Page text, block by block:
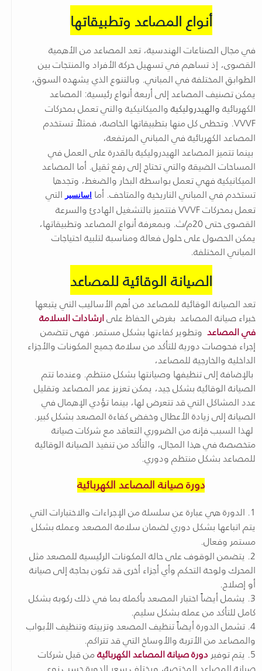
أنواع المصاعد وتطبيقاتها
في مجال الصناعات الهندسية، تعد المصاعد من الأهمية
القصوى، إذ تساهم في تسهيل حركة الأفراد والمنتجات بين
الطوابق المختلفة في المباني. وبالتنوع الذي يشهده السوق،
يمكن تصنيف المصاعد إلى أربعة أنواع رئيسية: المصاعد
الكهربائيةوالهيدروليكيةوالميكانيكية والتي تعمل بمحركات
VVVF. وتحظى كل منها بتطبيقاتها الخاصة، فمثلاً تستخدم
المصاعد الكهربائية في المباني المرتفعة،
بينما تتميز المصاعد الهيدروليكية بالقدرة على العمل في
المساحات الضيقة والتي تحتاج إلى رفع ثقيل. أما المصاعد
الميكانيكية فهي تعمل بواسطة البخار والضغط، وتجدها
تستخدم في المباني التاريخية والمتاحف. أما اسانسير التي
تعمل بمحركات VVVF فتتميز بالتشغيل الهادئ والسرعة
القصوى حتى 20م/ث. وبمعرفة أنواع المصاعد وتطبيقاتها،
يمكن الحصول على حلول فعالة ومناسبة لتلبية احتياجات
المباني المختلفة.
الصيانة الوقائية للمصاعد
تعد الصيانة الوقائية للمصاعد من أهم الأساليب التي يتبعها
خبراء صيانة المصاعد بغرض الحفاظ علىارشادات السلامة
في المصاعد وتطوير كفاءتها بشكل مستمر. فهى تتضمن
إجراء فحوصات دورية للتأكد من سلامة جميع المكونات والأجزاء
الداخلية والخارجية للمصاعد،
بالإضافة إلى تنظيفها وصيانتها بشكل منتظم. وعندما تتم
الصيانة الوقائية بشكل جيد، يمكن تعزيز عمر المصاعد وتقليل
عدد المشاكل التي قد تتعرض لها، بينما تؤدي الإهمال في
الصيانة إلى زيادة الأعطال وخفض كفاءة المصعد بشكل كبير.
لهذا السبب فإنه من الضروري التعاقد مع شركات صيانة
متخصصة في هذا المجال، والتأكد من تنفيذ الصيانة الوقائية
للمصاعد بشكل منتظم ودوري.
دورة صيانة المصاعد الكهربائية
1. الدورة هي عبارة عن سلسلة من الإجراءات والاختبارات التي
يتم اتباعها بشكل دوري لضمان سلامة المصعد وعمله بشكل
مستمر وفعال.
2. يتضمن الوقوف على حالة المكونات الرئيسية للمصعد مثل
المحرك ولوحة التحكم وأي أجزاء أخرى قد تكون بحاجة إلى صيانة
أو إصلاح.
3. يشمل أيضاً اختبار المصعد بأكمله بما في ذلك ركوبه بشكل
كامل للتأكد من عمله بشكل سليم.
4. تشمل الدورة أيضاً تنظيف المصعد وتزييته وتنظيف الأبواب
والمصاعد من الأتربة والأوساخ التي قد تتراكم.
5. يتم توفير دورة صيانة المصاعد الكهربائيةمن قبل شركات